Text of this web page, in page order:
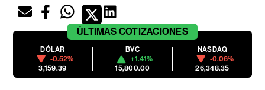
ÚLTIMAS COTIZACIONES
DÓLAR
-0.52%
3,159.39
BVC
+1.41%
15,800.00
NASDAQ
-0.06%
26,348.35